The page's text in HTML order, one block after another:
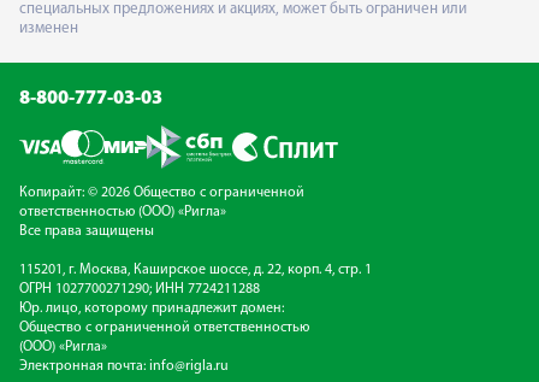
специальных предложениях и акциях, может быть ограничен или
изменен
8-800-777-03-03
Копирайт: © 2026 Общество с ограниченной
ответственностью (ООО) «Ригла»
Все права защищены
115201, г. Москва, Каширское шоссе, д. 22, корп. 4, стр. 1
ОГРН 1027700271290; ИНН 7724211288
Юр. лицо, которому принадлежит домен:
Общество с ограниченной ответственностью
(ООО) «Ригла»
Электронная почта: info@rigla.ru